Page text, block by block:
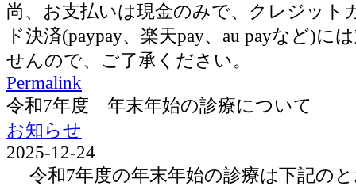
尚、お支払いは現金のみで、クレジット
ド決済(paypay、楽天pay、au payなど)に
せんので、ご了承ください。
Permalink
令和7年度 年末年始の診療について
お知らせ
2025-12-24
令和7年度の年末年始の診療は下記の